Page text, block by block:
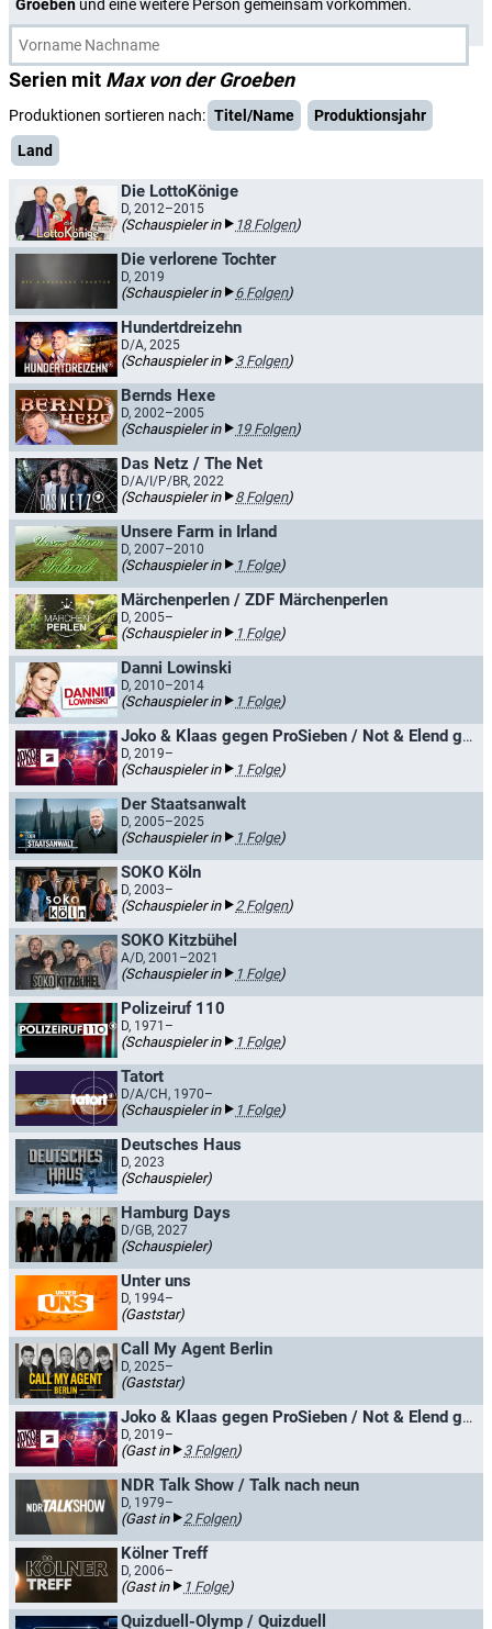
Groeben und eine weitere Person gemeinsam vorkommen.
Serien mit Max von der Groeben
Produktionen sortieren nach: Titel/Name
Produktionsjahr
Land
Die LottoKönige
D, 2012–2015
(Schauspieler in 18 Folgen)
Die verlorene Tochter
D, 2019
(Schauspieler in 6 Folgen)
Hundertdreizehn
D/A, 2025
(Schauspieler in 3 Folgen)
Bernds Hexe
D, 2002–2005
(Schauspieler in 19 Folgen)
Das Netz / The Net
D/A/I/P/BR, 2022
(Schauspieler in 8 Folgen)
Unsere Farm in Irland
D, 2007–2010
(Schauspieler in 1 Folge)
Märchenperlen / ZDF Märchenperlen
D, 2005–
(Schauspieler in 1 Folge)
Danni Lowinski
D, 2010–2014
(Schauspieler in 1 Folge)
Joko & Klaas gegen ProSieben / Not & Elend gegen ProSieben
D, 2019–
(Schauspieler in 1 Folge)
Der Staatsanwalt
D, 2005–2025
(Schauspieler in 1 Folge)
SOKO Köln
D, 2003–
(Schauspieler in 2 Folgen)
SOKO Kitzbühel
A/D, 2001–2021
(Schauspieler in 1 Folge)
Polizeiruf 110
D, 1971–
(Schauspieler in 1 Folge)
Tatort
D/A/CH, 1970–
(Schauspieler in 1 Folge)
Deutsches Haus
D, 2023
(Schauspieler)
Hamburg Days
D/GB, 2027
(Schauspieler)
Unter uns
D, 1994–
(Gaststar)
Call My Agent Berlin
D, 2025–
(Gaststar)
Joko & Klaas gegen ProSieben / Not & Elend gegen ProSieben
D, 2019–
(Gast in 3 Folgen)
NDR Talk Show / Talk nach neun
D, 1979–
(Gast in 2 Folgen)
Kölner Treff
D, 2006–
(Gast in 1 Folge)
Quizduell-Olymp / Quizduell